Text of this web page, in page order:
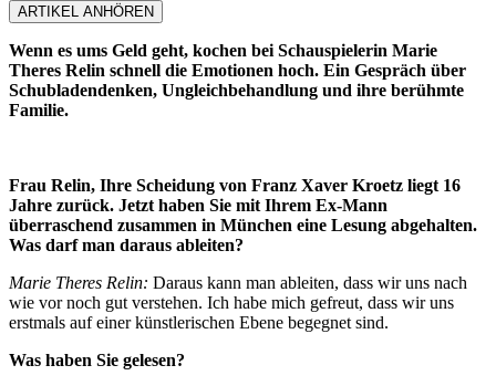
ARTIKEL ANHÖREN
Wenn es ums Geld geht, kochen bei Schauspielerin Marie
Theres Relin schnell die Emotionen hoch. Ein Gespräch über
Schubladendenken, Ungleichbehandlung und ihre berühmte
Familie.
Frau Relin, Ihre Scheidung von Franz Xaver Kroetz liegt 16
Jahre zurück. Jetzt haben Sie mit Ihrem Ex-Mann
überraschend zusammen in München eine Lesung abgehalten.
Was darf man daraus ableiten?
Marie Theres Relin: Daraus kann man ableiten, dass wir uns nach
wie vor noch gut verstehen. Ich habe mich gefreut, dass wir uns
erstmals auf einer künstlerischen Ebene begegnet sind.
Was haben Sie gelesen?